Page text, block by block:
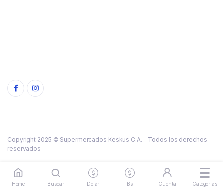
Home Buscar Dolar Bs Cuenta Categorias
Copyright 2025 © Supermercados Keskus C.A. - Todos los derechos
reservados
Política de provacidad Términos y condiciones Cookies